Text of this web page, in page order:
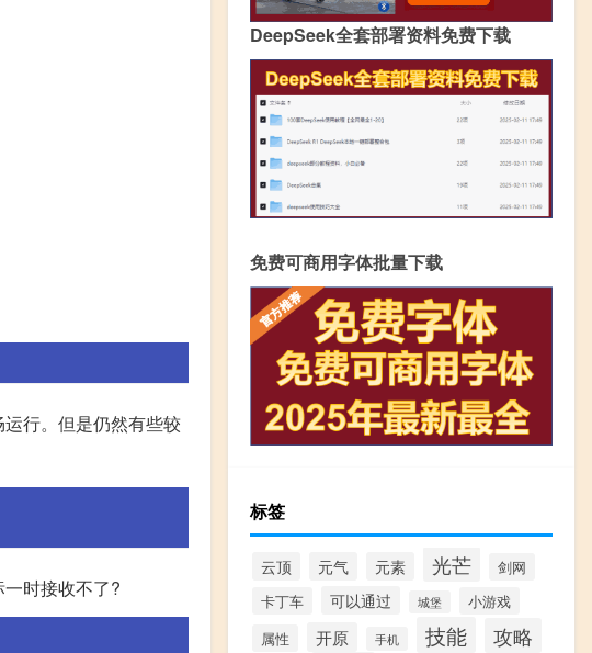
行。但是仍然有些较
时接收不了?
DeepSeek全套部署资料免费下载
免费可商用字体批量下载
标签
云顶 元气 元素 光芒
剑网
卡丁车
可以通过 城堡
小游戏
属性
开原 手机 技能 攻略